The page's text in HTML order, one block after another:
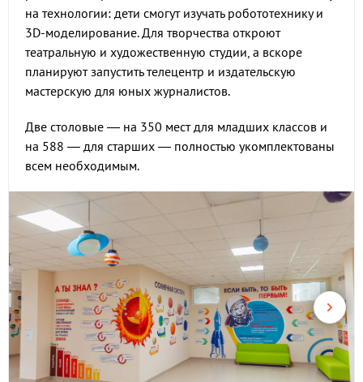
на технологии: дети смогут изучать робототехнику и
3D-моделирование. Для творчества откроют
театральную и художественную студии, а вскоре
планируют запустить телецентр и издательскую
мастерскую для юных журналистов.
Две столовые — на 350 мест для младших классов и
на 588 — для старших — полностью укомплектованы
всем необходимым.